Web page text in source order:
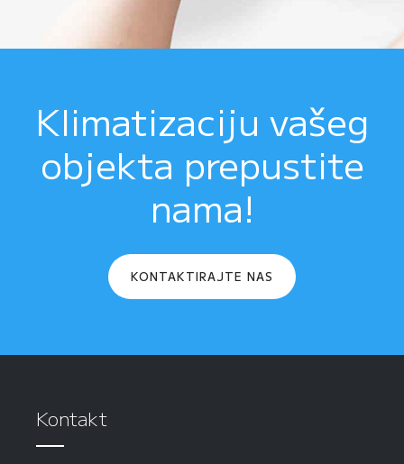
Klimatizaciju vašeg
objekta prepustite
nama!
KONTAKTIRAJTE NAS
Kontakt